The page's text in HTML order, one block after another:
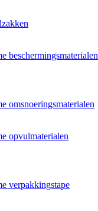
beschermingsmaterialen
omsnoeringsmaterialen
opvulmaterialen
verpakkingstape